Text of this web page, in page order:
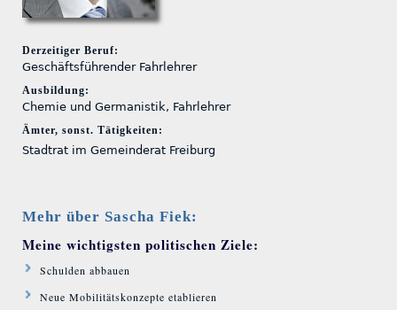
Derzeitiger Beruf:
Geschäftsführender Fahrlehrer
Ausbildung:
Chemie und Germanistik, Fahrlehrer
Ämter, sonst. Tätigkeiten:
Stadtrat im Gemeinderat Freiburg
Mehr über Sascha Fiek:
Meine wichtigsten politischen Ziele:
Schulden abbauen
Neue Mobilitätskonzepte etablieren